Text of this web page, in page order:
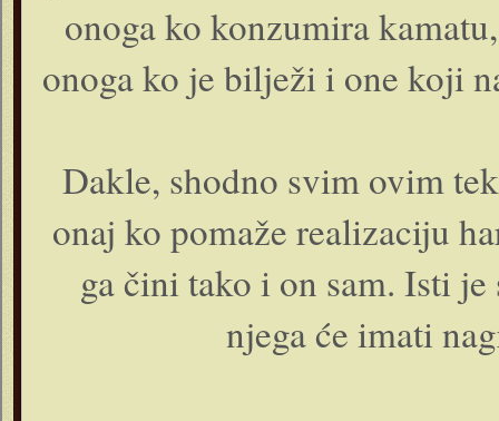
onoga ko konzumira
onoga ko je bilježi i one koji
Dakle, shodno svim ovim
onaj ko pomaže realizaciju
ga čini tako i on sam. Isti
njega će imati